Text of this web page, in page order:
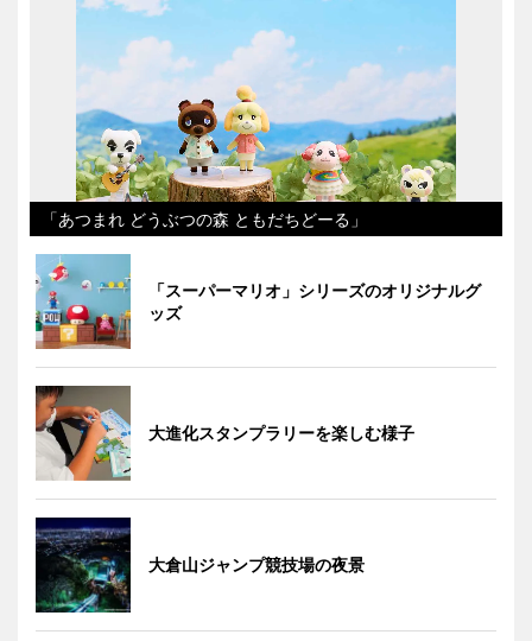
「あつまれ どうぶつの森 ともだちどーる」
「スーパーマリオ」シリーズのオリジナルグ
ッズ
大進化スタンプラリーを楽しむ様子
大倉山ジャンプ競技場の夜景